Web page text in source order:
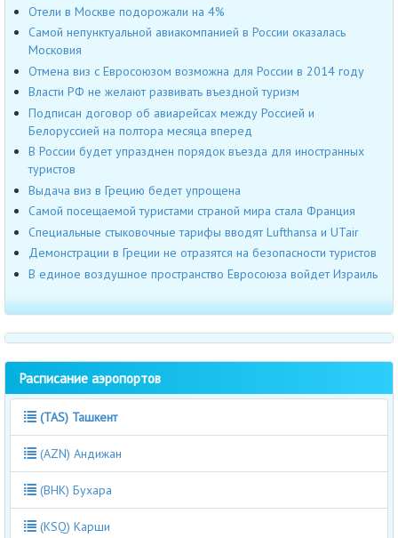
Отели в Москве подорожали на 4%
Самой непунктуальной авиакомпанией в России оказалась
Московия
Отмена виз с Евросоюзом возможна для России в 2014 году
Власти РФ не желают развивать въездной туризм
Подписан договор об авиарейсах между Россией и
Белоруссией на полтора месяца вперед
В России будет упразднен порядок въезда для иностранных
туристов
Выдача виз в Грецию бедет упрощена
Самой посещаемой туристами страной мира стала Франция
Специальные стыковочные тарифы вводят Lufthansa и UTair
Демонстрации в Греции не отразятся на безопасности туристов
В единое воздушное пространство Евросоюза войдет Израиль
Расписание аэропортов
(TAS) Ташкент
(AZN) Андижан
(BHK) Бухара
(KSQ) Карши